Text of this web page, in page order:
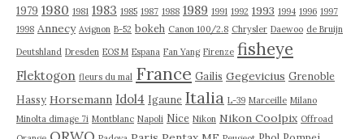
1979 1980 1981 1983 1985 1987 1988 1989 1991 1992 1993 1994 1996 1997
1998 Annecy Avignon B-52 bokeh Canon 100/2.8 Chrysler Daewoo de Bruijn
Deutshland Dresden EOS M Espana Fan Yang Firenze fisheye
Flektogon fleurs du mal France Gailis Gegevicius Grenoble
Hassy Horsemann Idol4 Igaune Italia L-39 Marceille Milano
Minolta dimage 7i Montblanc Napoli Nice Nikon Nikon Coolpix Offroad